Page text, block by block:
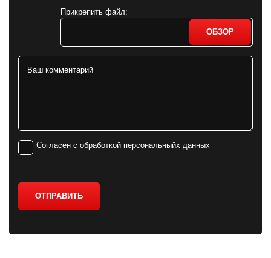
Прикрепить файл:
ОБЗОР
Согласен с обработкой персональныйх данных
ОТПРАВИТЬ